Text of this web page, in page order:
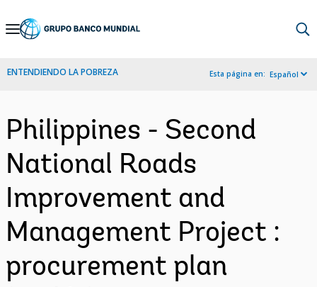
Skip
Navigation
ENTENDIENDO LA POBREZA Esta página en: Español
Philippines - Second
National Roads
Improvement and
Management Project :
procurement plan